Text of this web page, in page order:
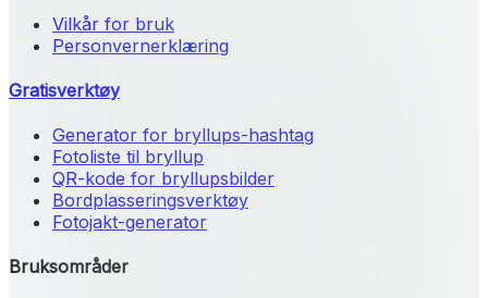
Vilkår for bruk
Personvernerklæring
Gratisverktøy
Generator for bryllups-hashtag
Fotoliste til bryllup
QR-kode for bryllupsbilder
Bordplasseringsverktøy
Fotojakt-generator
Bruksområder